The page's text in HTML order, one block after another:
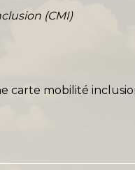
(CMI)
carte mobilité